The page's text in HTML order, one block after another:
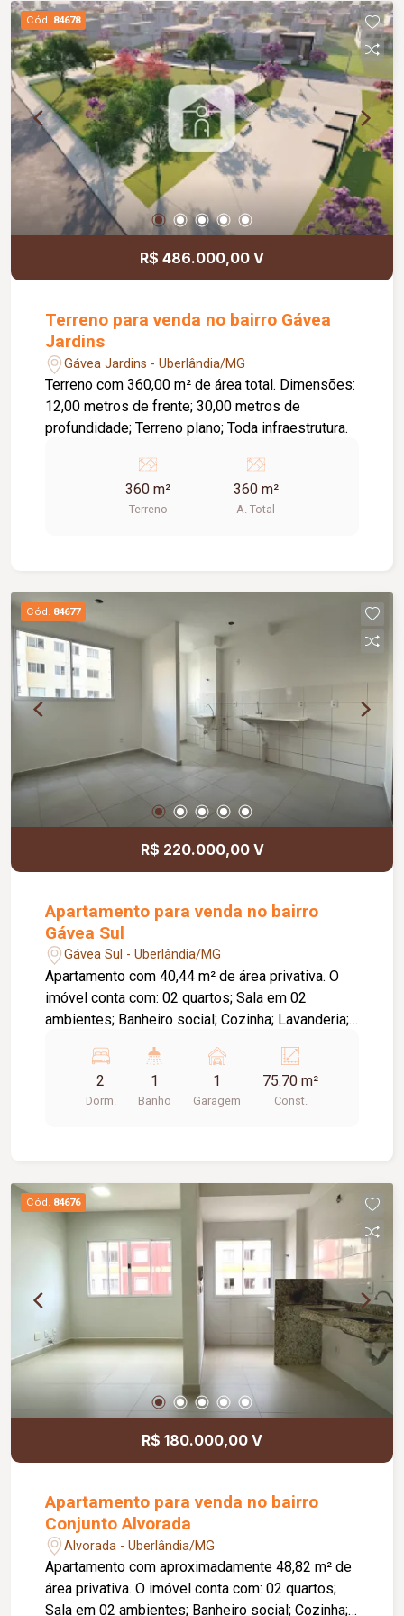
Cód. 84678
R$ 486.000,00 V
Terreno para venda no bairro Gávea
Jardins
Gávea Jardins - Uberlândia/MG
Terreno com 360,00 m² de área total. Dimensões:
12,00 metros de frente; 30,00 metros de
profundidade; Terreno plano; Toda infraestrutura.
360 m²
Terreno
360 m²
A. Total
Cód. 84677
R$ 220.000,00 V
Apartamento para venda no bairro
Gávea Sul
Gávea Sul - Uberlândia/MG
Apartamento com 40,44 m² de área privativa. O
imóvel conta com: 02 quartos; Sala em 02
ambientes; Banheiro social; Cozinha; Lavanderia;
Portaria 24 horas; Portões eletrônicos; Interfone;
Câmeras de segurança; Sistema de alarme; Salão
de festas; Playground; Mercadinho; Gás
proporcionando conforto e praticidade.
Informações complementares: Área construída
2
Dorm.
1
Banho
1
Garagem
75.70 m²
Const.
Cód. 84676
R$ 180.000,00 V
Apartamento para venda no bairro
Conjunto Alvorada
Alvorada - Uberlândia/MG
Apartamento com aproximadamente 48,82 m² de
área privativa. O imóvel conta com: 02 quartos;
Sala em 02 ambientes; Banheiro social; Cozinha;